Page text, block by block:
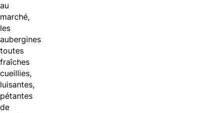
au
marché,
les
aubergines
toutes
fraîches
cueillies,
luisantes,
pétantes
de